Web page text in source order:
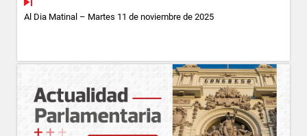
Al Dia Matinal – Martes 11 de noviembre de 2025